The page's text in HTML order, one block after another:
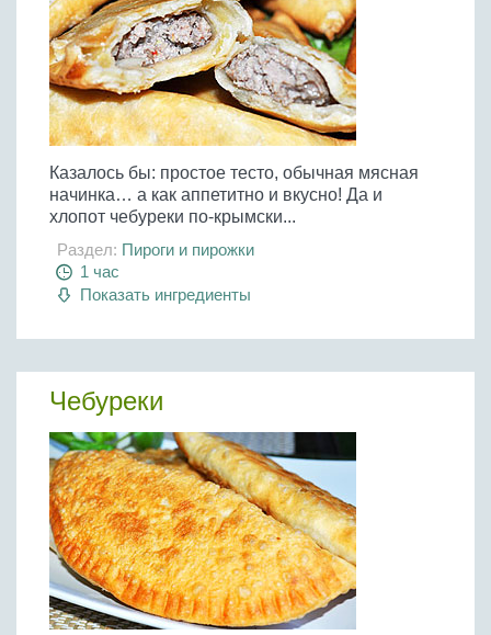
Казалось бы: простое тесто, обычная мясная
начинка… а как аппетитно и вкусно! Да и
хлопот чебуреки по-крымски...
Раздел: Пироги и пирожки
1 час
Показать ингредиенты
Чебуреки